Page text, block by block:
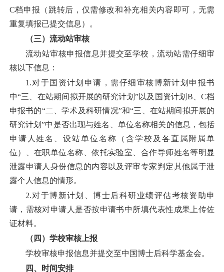
C档申报（跳转后，仅需修改和补充相关内容即可，无需
重复填报已提交信息）。
（三）流动站审核
流动站审核申报信息并提交至学校 ，流动站需仔细审
核以下信息：
1.对于国资计划申请，需仔细审核博新计划申报书
中“三、在站期间拟开展的研究计划”以及国资计划B、C档
申报书的“二、学术及科研情况”和“三、在站期间拟开展的
研究计划”中 是否出现与姓名、单位名称相关的信息，包括
申请人姓名、设站单位名称（含学校及各直属附属单
位）、在职单位名称、依托实验室、合作导师姓名等明显
泄露申请人身份信息的内容以及评审专家判定其他属于泄
露个人信息的情形。
2.对于博新计划、博士后科研业绩评估考核资助申
请，需核对申请人是否按申请书中所填代表性成果上传佐
证材料。
（ 四 ）学校审核上报
学校审核申报信息并提交至中国博士后科学基金会。
四、时间安排